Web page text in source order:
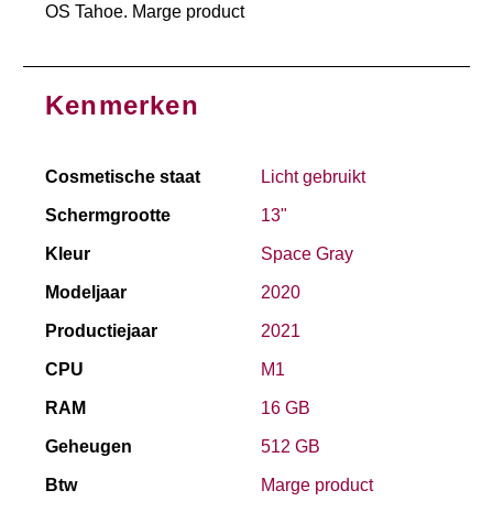
OS Tahoe. Marge product
Kenmerken
Cosmetische staat Licht gebruikt
Schermgrootte 13"
Kleur Space Gray
Modeljaar 2020
Productiejaar 2021
CPU M1
RAM 16 GB
Geheugen 512 GB
Btw Marge product